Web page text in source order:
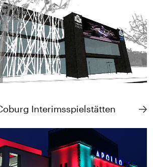
Interimsspielstätten